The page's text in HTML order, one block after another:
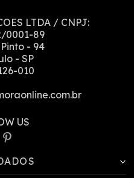
LTDA / CNPJ:
0001-89
- 94
- SP
010